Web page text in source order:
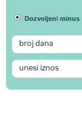
Dozvoljeni minus